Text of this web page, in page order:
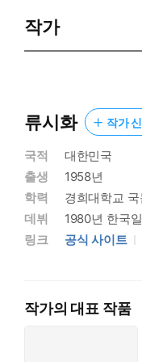
작가
류시화 작가
국적
대한민국
출생
1958년
학력
경희대학교
데뷔
1980년 한국
링크
공식 사이트
작가의 대표 작품